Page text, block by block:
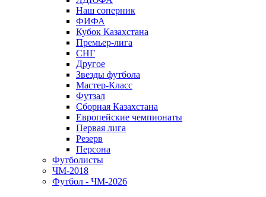
Наш соперник
ФИФА
Кубок Казахстана
Премьер-лига
СНГ
Другое
Звезды футбола
Мастер-Класс
Футзал
Сборная Казахстана
Европейские чемпионаты
Первая лига
Резерв
Персона
Футболисты
ЧМ-2018
Футбол - ЧМ-2026